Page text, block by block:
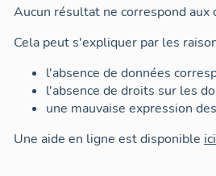
Aucun résultat ne correspond aux
Cela peut s'expliquer par les
l'absence de données
l'absence de droits sur les
une mauvaise expression
Une aide en ligne est disponible ici